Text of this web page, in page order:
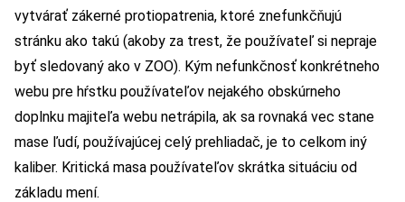
vytvárať zákerné protiopatrenia, ktoré znefunkčňujú
stránku ako takú (akoby za trest, že používateľ si nepraje
byť sledovaný ako v ZOO). Kým nefunkčnosť konkrétneho
webu pre hŕstku používateľov nejakého obskúrneho
doplnku majiteľa webu netrápila, ak sa rovnaká vec stane
mase ľudí, používajúcej celý prehliadač, je to celkom iný
kaliber. Kritická masa používateľov skrátka situáciu od
základu mení.